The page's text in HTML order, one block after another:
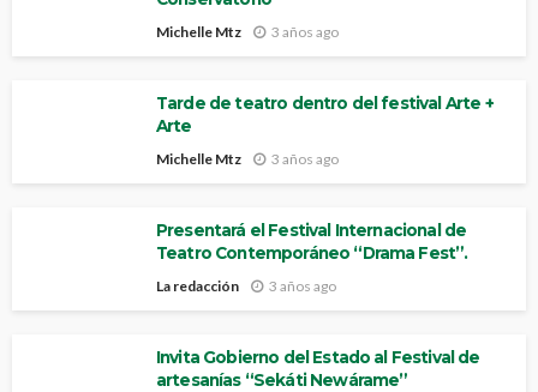
Michelle Mtz 3 años ago
Tarde de teatro dentro del festival Arte +
Arte
Michelle Mtz 3 años ago
Presentará el Festival Internacional de
Teatro Contemporáneo “Drama Fest”.
La redacción 3 años ago
Invita Gobierno del Estado al Festival de
artesanías “Sekáti Newárame”